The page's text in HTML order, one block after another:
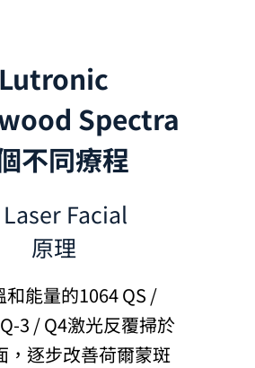
Lutronic
Spectra
不同療程
Facial
原理
和能量的1064 QS /
3 / Q4激光反覆掃於
，逐步改善荷爾蒙斑